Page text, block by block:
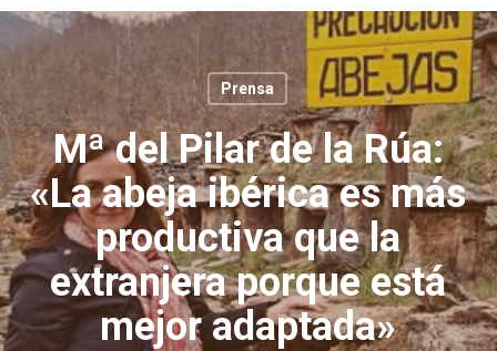
Prensa
Mª del Pilar de la Rúa:
«La abeja ibérica es más
productiva que la
extranjera porque está
mejor adaptada»